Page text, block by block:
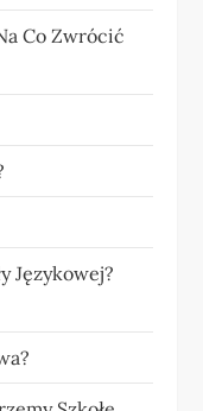
Co Zwrócić
Językowej?